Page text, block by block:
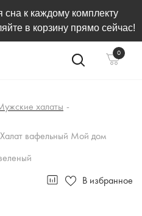
сна к каждому комплекту
в корзину прямо сейчас!
0
халаты -
Халат вафельный Мой дом
В избранное